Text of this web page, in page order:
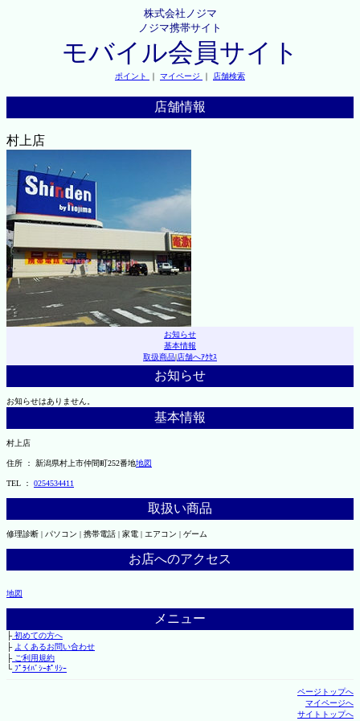
株式会社ノジマ
ノジマ携帯サイト
モバイル会員サイト
ポイント ｜ マイページ ｜ 店舗検索
店舗情報
村上店
お知らせ
基本情報
取扱商品|店舗へｱｸｾｽ
お知らせ
お知らせはありません。
基本情報
村上店
住所 ： 新潟県村上市仲間町252番地地図
TEL ： 0254534411
取扱い商品
修理診断 | パソコン | 携帯電話 | 家電 | エアコン | ゲーム
お店へのアクセス
地図
メニュー
├初めての方へ
├ よくあるお問い合わせ
├ご利用規約
└ﾌﾟﾗｲﾊﾞｼｰﾎﾟﾘｼｰ
ページトップへ
マイページへ
サイトトップへ